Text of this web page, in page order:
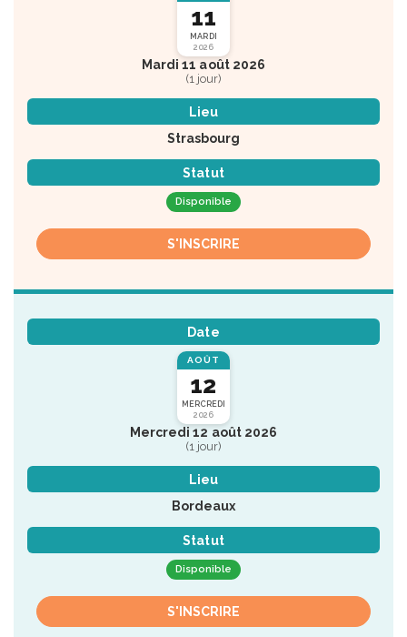
11
MARDI
2026
Mardi 11 août 2026
(1 jour)
Lieu
Strasbourg
Statut
Disponible
S'INSCRIRE
Date
AOÛT
12
MERCREDI
2026
Mercredi 12 août 2026
(1 jour)
Lieu
Bordeaux
Statut
Disponible
S'INSCRIRE